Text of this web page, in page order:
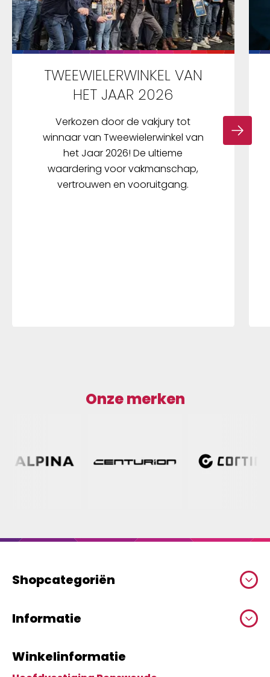
TWEEWIELERWINKEL VAN
HET JAAR 2026
Verkozen door de vakjury tot
winnaar van Tweewielerwinkel van
het Jaar 2026! De ultieme
waardering voor vakmanschap,
vertrouwen en vooruitgang.
Onze merken
Shopcategoriën
Informatie
Winkelinformatie